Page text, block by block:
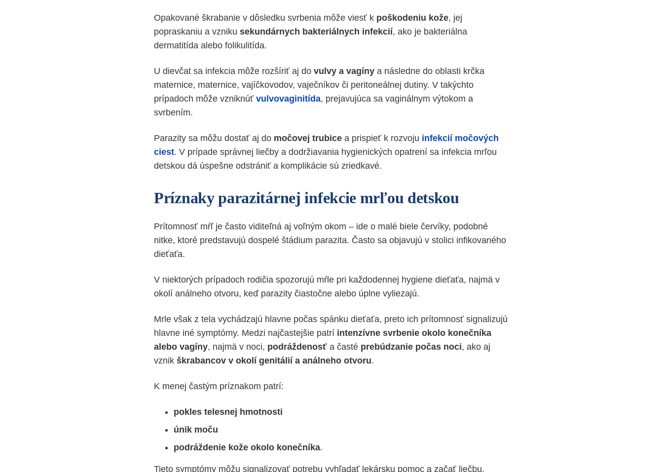
Opakované škrabanie v dôsledku svrbenia môže viesť k poškodeniu kože, jej
popraskaniu a vzniku sekundárnych bakteriálnych infekcií, ako je bakteriálna
dermatitída alebo folikulitída.
U dievčat sa infekcia môže rozšíriť aj do vulvy a vagíny a následne do oblasti krčka
maternice, maternice, vajíčkovodov, vaječníkov či peritoneálnej dutiny. V takýchto
prípadoch môže vzniknúť vulvovaginitída, prejavujúca sa vaginálnym výtokom a
svrbením.
Parazity sa môžu dostať aj do močovej trubice a prispieť k rozvoju infekcií močových
ciest. V prípade správnej liečby a dodržiavania hygienických opatrení sa infekcia mrľou
detskou dá úspešne odstrániť a komplikácie sú zriedkavé.
Príznaky parazitárnej infekcie mrľou detskou
Prítomnosť mŕľ je často viditeľná aj voľným okom – ide o malé biele červíky, podobné
nitke, ktoré predstavujú dospelé štádium parazita. Často sa objavujú v stolici infikovaného
dieťaťa.
V niektorých prípadoch rodičia spozorujú mŕle pri každodennej hygiene dieťaťa, najmä v
okolí análneho otvoru, keď parazity čiastočne alebo úplne vyliezajú.
Mrle však z tela vychádzajú hlavne počas spánku dieťaťa, preto ich prítomnosť signalizujú
hlavne iné symptómy. Medzi najčastejšie patrí intenzívne svrbenie okolo konečníka
alebo vagíny, najmä v noci, podráždenosť a časté prebúdzanie počas noci, ako aj
vznik škrabancov v okolí genitálií a análneho otvoru.
K menej častým príznakom patrí:
pokles telesnej hmotnosti
únik moču
podráždenie kože okolo konečníka.
Tieto symptómy môžu signalizovať potrebu vyhľadať lekársku pomoc a začať liečbu.